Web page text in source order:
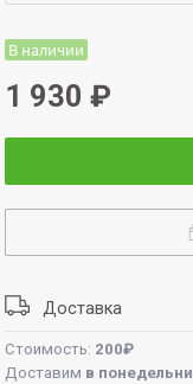
В наличии
1 930₽
Доставка
Стоимость: 200₽
Доставим в